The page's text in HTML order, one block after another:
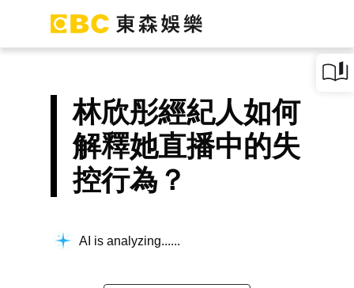
林欣彤經紀人如何
解釋她直播中的失
控行為？
AI is analyzing...